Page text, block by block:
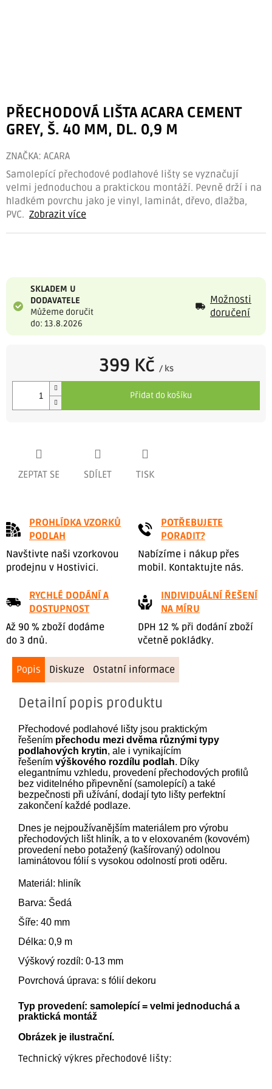
ZNAČKA: ACARA
PŘECHODOVÁ LIŠTA ACARA CEMENT
GREY, Š. 40 MM, DL. 0,9 M
SKLADEM U
DODAVATELE
Můžeme doručit
do: 13.8.2026
Možnosti
doručení
Samolepící přechodové podlahové lišty se vyznačují
velmi jednoduchou a praktickou montáží. Pevně drží i na
hladkém povrchu jako je vinyl, laminát, dřevo, dlažba,
PVC. Zobrazit více
TISK
ZEPTAT SE SDÍLET
399 Kč / ks
Měrná
Přidat do košíku
PROHLÍDKA VZORKŮ
PODLAH
Navštivte naši vzorkovou
prodejnu v Hostivici.
POTŘEBUJETE
PORADIT?
Nabízíme i nákup přes
mobil. Kontaktujte nás.
RYCHLÉ DODÁNÍ A
DOSTUPNOST
Až 90 % zboží dodáme
do 3 dnů.
INDIVIDUÁLNÍ ŘEŠENÍ
NA MÍRU
DPH 12 % při dodání zboží
včetně pokládky.
Popis Diskuze Ostatní informace
Detailní popis produktu
Přechodové podlahové lišty jsou praktickým
řešením přechodu mezi dvěma různými typy
podlahových krytin, ale i vynikajícím
řešením výškového rozdílu podlah. Díky
elegantnímu vzhledu, provedení přechodových profilů
bez viditelného připevnění (samolepící) a také
bezpečnosti při užívání, dodají tyto lišty perfektní
zakončení každé podlaze.
Dnes je nejpoužívanějším materiálem pro výrobu
přechodových lišt hliník, a to v eloxovaném (kovovém)
provedení nebo potažený (kašírovaný) odolnou
laminátovou fólií s vysokou odolností proti oděru.
Materiál: hliník
Barva: Šedá
Šíře: 40 mm
Délka: 0,9 m
Výškový rozdíl: 0-13 mm
Povrchová úprava: s fólií dekoru
Typ provedení: samolepící = velmi jednoduchá a
praktická montáž
Obrázek je ilustrační.
Technický výkres přechodové lišty: